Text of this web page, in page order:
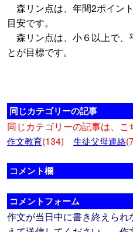
森リン点は、年間2ポイン
目安です。
森リン点は、小６以上で、
とが目標です。
同じカテゴリーの記事
同じカテゴリーの記事は、こ
作文教育(134) 生徒父母連絡
コメント欄
コメントフォーム
作文が当日中に書き終えら